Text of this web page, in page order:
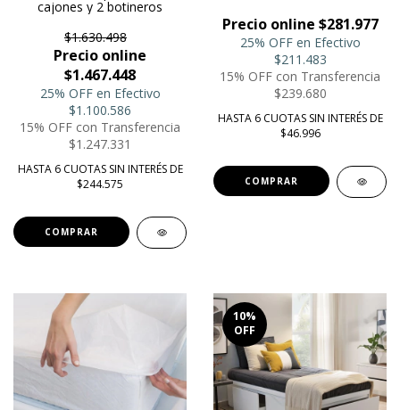
cajones y 2 botineros
$1.630.498
Precio online
$1.467.448
25% OFF en Efectivo
$1.100.586
15% OFF con Transferencia
$1.247.331
HASTA 6 CUOTAS SIN INTERÉS DE
$244.575
COMPRAR
Precio online $281.977
25% OFF en Efectivo
$211.483
15% OFF con Transferencia
$239.680
HASTA 6 CUOTAS SIN INTERÉS DE
$46.996
10%
OFF